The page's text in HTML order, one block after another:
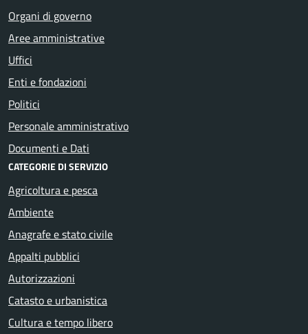
Organi di governo
Aree amministrative
Uffici
Enti e fondazioni
Politici
Personale amministrativo
Documenti e Dati
CATEGORIE DI SERVIZIO
Agricoltura e pesca
Ambiente
Anagrafe e stato civile
Appalti pubblici
Autorizzazioni
Catasto e urbanistica
Cultura e tempo libero